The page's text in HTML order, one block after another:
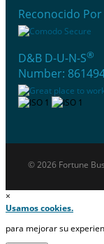
Reconocido Por
D&B D-U-N-S®
Number:
© 2026 Fortune
×
Usamos cookies.
para mejorar su